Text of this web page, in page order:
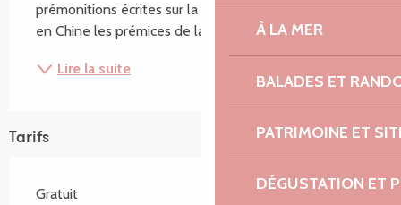
À LA MER
BALADES ET
PATRIMOINE ET
DÉGUSTATION ET
prémonitions écrites sur la voûte céleste.Ainsi naquit
en Chine les prémices de la...
Lire la suite
Tarifs
Gratuit